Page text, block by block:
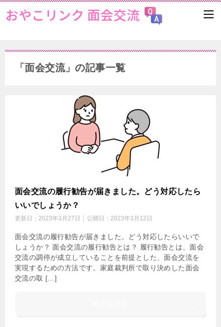
「面会交流」の記事一覧
面会交流の履行勧告が届きました。どう対応したら
いいでしょうか？
更新日： 2023年3月27日 公開日： 2023年3月12日
面会交流の履行勧告が届きました。どう対応したらいいで
しょうか？ 面会交流の履行勧告とは？ 履行勧告とは、面会
交流の調停が成立していることを前提とした、面会交流を
実現するための方法です。家庭裁判所で取り決めした面会
交流の取 […]